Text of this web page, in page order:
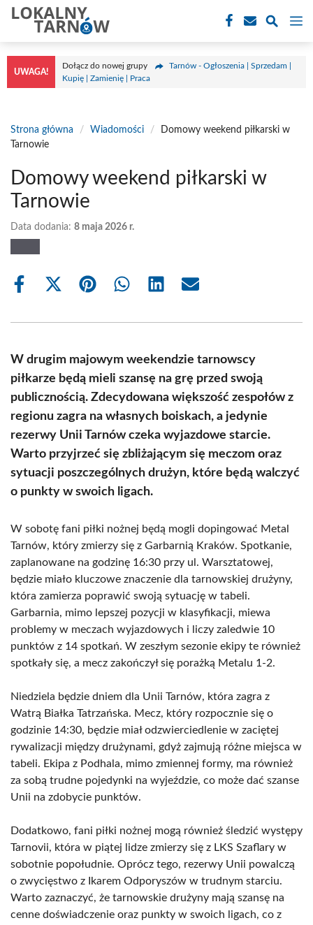
Przejdź
treści
UWAGA!
Dołącz do nowej grupy
Tarnów - Ogłoszenia | Sprzedam |
Kupię | Zamienię | Praca
Strona główna / Wiadomości /
Domowy weekend piłkarski w
Tarnowie
Domowy weekend piłkarski w
Tarnowie
Data dodania: 8 maja 2026 r.
Share
Share
(Twitter)
Share Share Share Share
W drugim majowym weekendzie tarnowscy
piłkarze będą mieli szansę na grę przed swoją
publicznością. Zdecydowana większość zespołów z
regionu zagra na własnych boiskach, a jedynie
rezerwy Unii Tarnów czeka wyjazdowe starcie.
Warto przyjrzeć się zbliżającym się meczom oraz
sytuacji poszczególnych drużyn, które będą walczyć
o punkty w swoich ligach.
W sobotę fani piłki nożnej będą mogli dopingować Metal
Tarnów, który zmierzy się z Garbarnią Kraków. Spotkanie,
zaplanowane na godzinę 16:30 przy ul. Warsztatowej,
będzie miało kluczowe znaczenie dla tarnowskiej drużyny,
która zamierza poprawić swoją sytuację w tabeli.
Garbarnia, mimo lepszej pozycji w klasyfikacji, miewa
problemy w meczach wyjazdowych i liczy zaledwie 10
punktów z 14 spotkań. W zeszłym sezonie ekipy te również
spotkały się, a mecz zakończył się porażką Metalu 1-2.
Niedziela będzie dniem dla Unii Tarnów, która zagra z
Watrą Białka Tatrzańska. Mecz, który rozpocznie się o
godzinie 14:30, będzie miał odzwierciedlenie w zaciętej
rywalizacji między drużynami, gdyż zajmują różne miejsca w
tabeli. Ekipa z Podhala, mimo zmiennej formy, ma również
za sobą trudne pojedynki na wyjeździe, co może dać szanse
Unii na zdobycie punktów.
Dodatkowo, fani piłki nożnej mogą również śledzić występy
Tarnovii, która w piątej lidze zmierzy się z LKS Szaflary w
sobotnie popołudnie. Oprócz tego, rezerwy Unii powalczą
o zwycięstwo z Ikarem Odporyszów w trudnym starciu.
Warto zaznaczyć, że tarnowskie drużyny mają szansę na
cenne doświadczenie oraz punkty w swoich ligach, co z